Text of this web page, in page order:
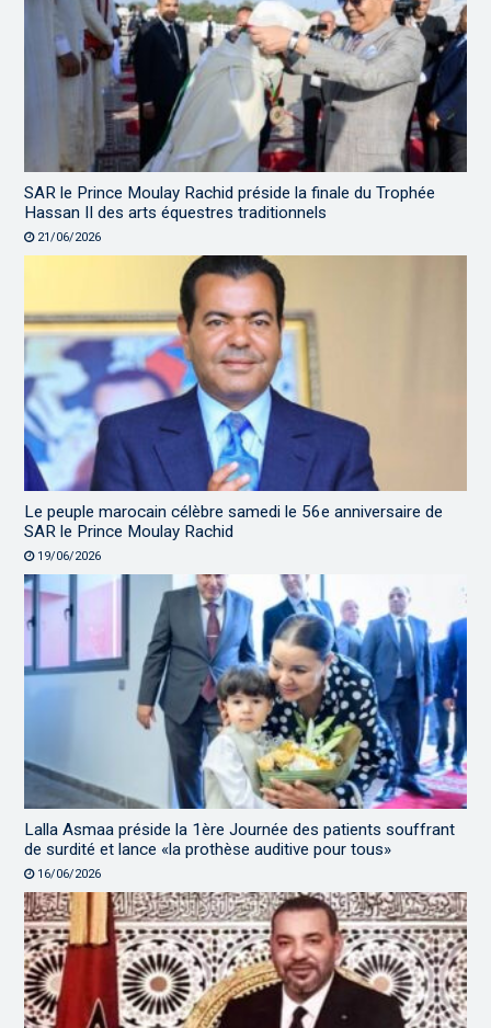
SAR le Prince Moulay Rachid préside la finale du Trophée
Hassan II des arts équestres traditionnels
21/06/2026
Le peuple marocain célèbre samedi le 56e anniversaire de
SAR le Prince Moulay Rachid
19/06/2026
Lalla Asmaa préside la 1ère Journée des patients souffrant
de surdité et lance «la prothèse auditive pour tous»
16/06/2026